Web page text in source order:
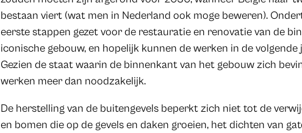
bestaan viert (wat men in Nederland ook moge beweren).
eerste stappen gezet voor de restauratie en renovatie van de
iconische gebouw, en hopelijk kunnen de werken in de volgende
Gezien de staat waarin de binnenkant van het gebouw zich
werken meer dan noodzakelijk.
De herstelling van de buitengevels beperkt zich niet tot de
en bomen die op de gevels en daken groeien, het dichten van